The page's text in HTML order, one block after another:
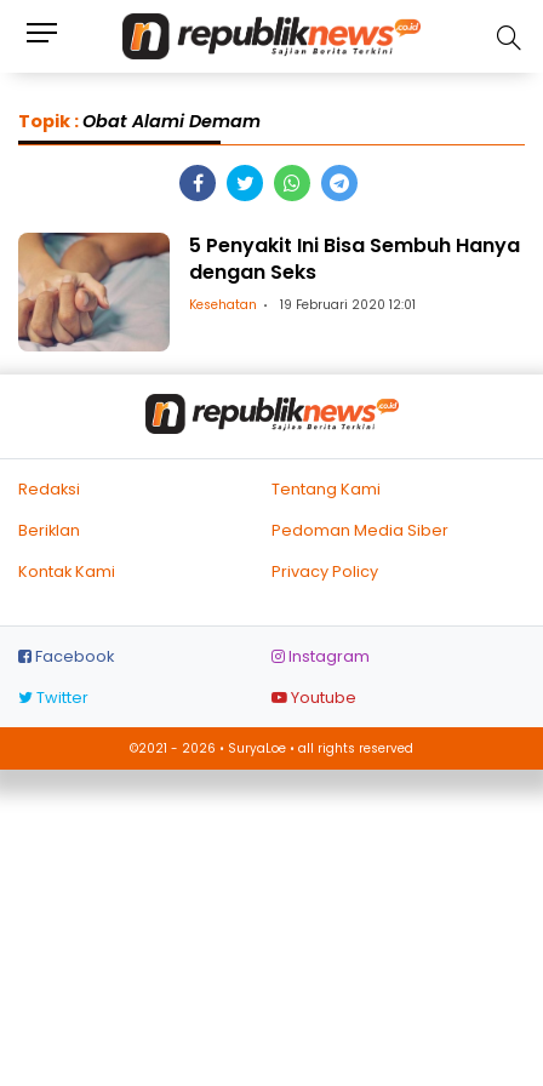
Topik :Obat Alami Demam
5 Penyakit Ini Bisa Sembuh Hanya
dengan Seks
Kesehatan 19 Februari 2020 12:01
Redaksi
Tentang Kami
Beriklan
Pedoman Media Siber
Kontak Kami
Privacy Policy
Facebook
Instagram
Twitter
Youtube
©2021 - 2026 • SuryaLoe • all rights reserved